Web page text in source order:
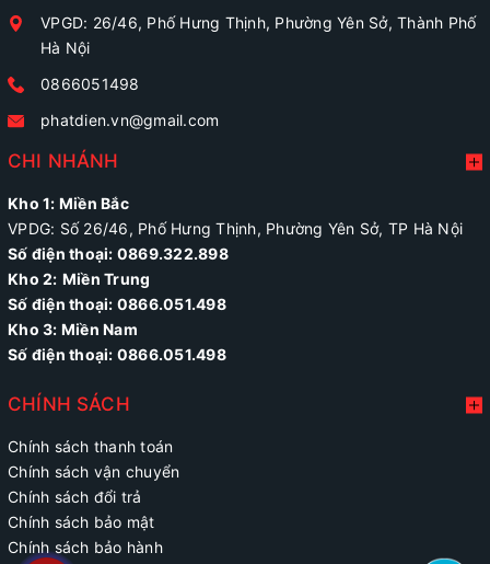
VPGD: 26/46, Phố Hưng Thịnh, Phường Yên Sở, Thành Phố
Hà Nội
0866051498
phatdien.vn@gmail.com
CHI NHÁNH
Kho 1: Miền Bắc
VPDG: Số 26/46, Phố Hưng Thịnh, Phường Yên Sở, TP Hà Nội
Số điện thoại: 0869.322.898
Kho 2: Miền Trung
Số điện thoại: 0866.051.498
Kho 3: Miền Nam
Số điện thoại: 0866.051.498
CHÍNH SÁCH
Chính sách thanh toán
Chính sách vận chuyển
Chính sách đổi trả
Chính sách bảo mật
Chính sách bảo hành